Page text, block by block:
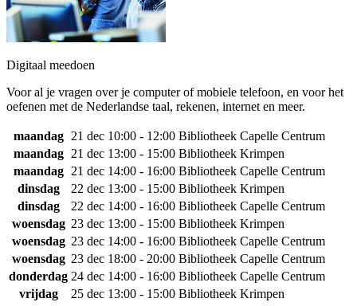
Digitaal meedoen
Voor al je vragen over je computer of mobiele telefoon, en voor het
oefenen met de Nederlandse taal, rekenen, internet en meer.
maandag 21 dec 10:00 - 12:00 Bibliotheek Capelle Centrum
maandag
21 dec 13:00 - 15:00 Bibliotheek Krimpen
maandag
21 dec 14:00 - 16:00 Bibliotheek Capelle Centrum
dinsdag
22 dec 13:00 - 15:00 Bibliotheek Krimpen
dinsdag
22 dec 14:00 - 16:00 Bibliotheek Capelle Centrum
woensdag 23 dec 13:00 - 15:00 Bibliotheek Krimpen
woensdag 23 dec 14:00 - 16:00 Bibliotheek Capelle Centrum
woensdag 23 dec 18:00 - 20:00 Bibliotheek Capelle Centrum
donderdag 24 dec 14:00 - 16:00 Bibliotheek Capelle Centrum
vrijdag
25 dec 13:00 - 15:00 Bibliotheek Krimpen